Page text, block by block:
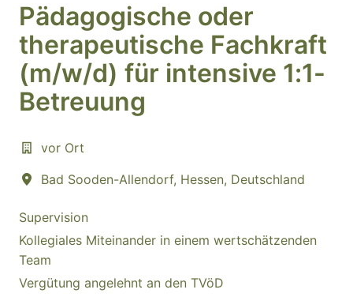
Pädagogische oder
therapeutische Fachkraft
(m/w/d) für intensive 1:1-
Betreuung
vor Ort
Bad Sooden-Allendorf, Hessen, Deutschland
Supervision
Kollegiales Miteinander in einem wertschätzenden
Team
Vergütung angelehnt an den TVöD